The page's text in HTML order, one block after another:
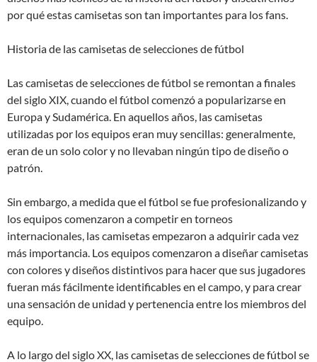
por qué estas camisetas son tan importantes para los fans.
Historia de las camisetas de selecciones de fútbol
Las camisetas de selecciones de fútbol se remontan a finales
del siglo XIX, cuando el fútbol comenzó a popularizarse en
Europa y Sudamérica. En aquellos años, las camisetas
utilizadas por los equipos eran muy sencillas: generalmente,
eran de un solo color y no llevaban ningún tipo de diseño o
patrón.
Sin embargo, a medida que el fútbol se fue profesionalizando y
los equipos comenzaron a competir en torneos
internacionales, las camisetas empezaron a adquirir cada vez
más importancia. Los equipos comenzaron a diseñar camisetas
con colores y diseños distintivos para hacer que sus jugadores
fueran más fácilmente identificables en el campo, y para crear
una sensación de unidad y pertenencia entre los miembros del
equipo.
A lo largo del siglo XX, las camisetas de selecciones de fútbol se